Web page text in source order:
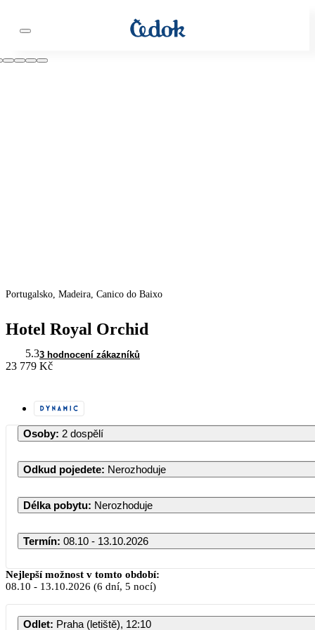
Portugalsko, Madeira, Canico do Baixo
Hotel Royal Orchid
5.33 hodnocení zákazníků
23 779 Kč
Osoby: 2 dospělí
Odkud pojedete: Nerozhoduje
Délka pobytu: Nerozhoduje
Termín: 08.10 - 13.10.2026
Říjen 2026
PO ÚT ST ČT PÁ
Nejlepší možnost v tomto období:
08.10 - 13.10.2026 (6 dní, 5 nocí)
Odlet: Praha (letiště), 12:10